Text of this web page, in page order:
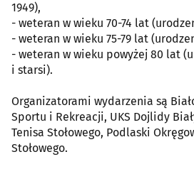
1949),
- weteran w wieku 70-74 lat
- weteran w wieku 75-79 lat
- weteran w wieku powyżej 80 lat
i starsi).
Organizatorami wydarzenia są
Sportu i Rekreacji, UKS Dojlidy
Tenisa Stołowego, Podlaski
Stołowego.